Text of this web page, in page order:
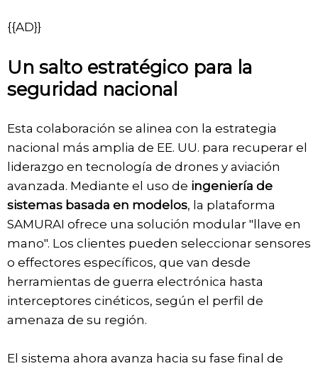
{{AD}}
Un salto estratégico para la
seguridad nacional
Esta colaboración se alinea con la estrategia
nacional más amplia de EE. UU. para recuperar el
liderazgo en tecnología de drones y aviación
avanzada. Mediante el uso de ingeniería de
sistemas basada en modelos, la plataforma
SAMURAI ofrece una solución modular "llave en
mano". Los clientes pueden seleccionar sensores
o effectores específicos, que van desde
herramientas de guerra electrónica hasta
interceptores cinéticos, según el perfil de
amenaza de su región.
El sistema ahora avanza hacia su fase final de